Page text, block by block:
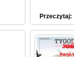
Przeczytaj: